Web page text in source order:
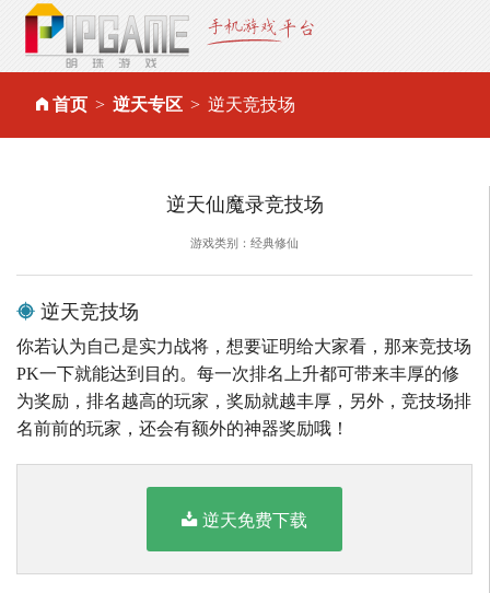
首页 逆天专区 逆天竞技场
逆天仙魔录竞技场
游戏类别：经典修仙
逆天竞技场
你若认为自己是实力战将，想要证明给大家看，那来竞技场
PK一下就能达到目的。每一次排名上升都可带来丰厚的修
为奖励，排名越高的玩家，奖励就越丰厚，另外，竞技场排
名前前的玩家，还会有额外的神器奖励哦！
逆天免费下载